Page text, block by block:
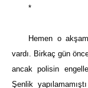
*
Hemen o
vardı. Birkaç gün
ancak polisin
Şenlik